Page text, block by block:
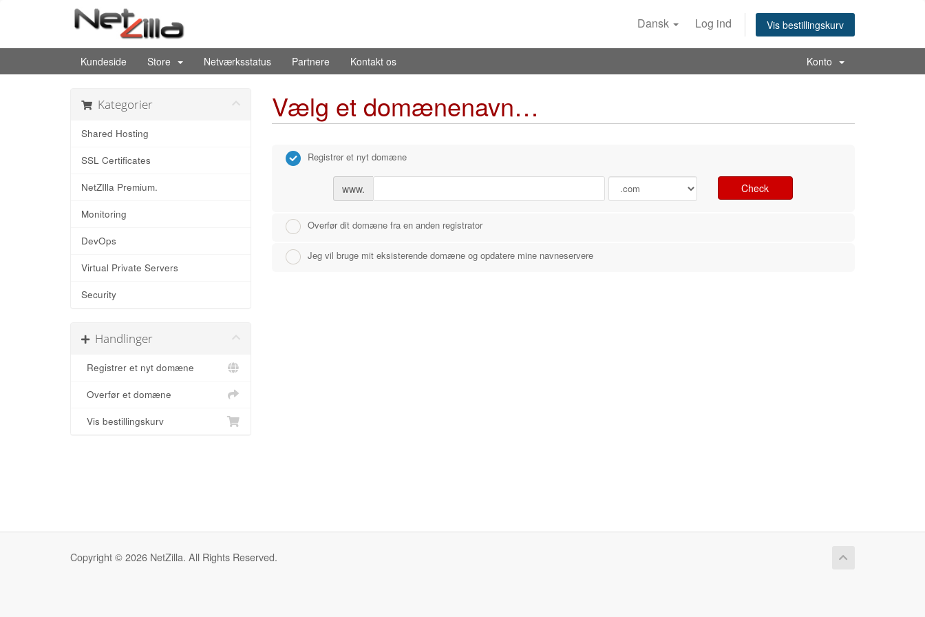
Dansk Log ind Vis bestillingskurv
Kundeside Store Netværksstatus Partnere Kontakt os Konto
Vælg et domænenavn…
Kategorier
Shared Hosting
SSL Certificates
NetZIlla Premium.
Monitoring
DevOps
Virtual Private Servers
Security
Handlinger
Registrer et nyt domæne
Overfør et domæne
Vis bestillingskurv
Registrer et nyt domæne
www. Check
Overfør dit domæne fra en anden registrator
Jeg vil bruge mit eksisterende domæne og opdatere mine navneservere
Copyright © 2026 NetZilla. All Rights Reserved.